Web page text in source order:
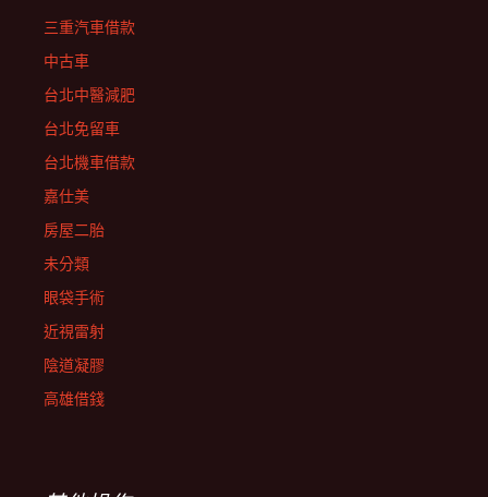
三重汽車借款
中古車
台北中醫減肥
台北免留車
台北機車借款
嘉仕美
房屋二胎
未分類
眼袋手術
近視雷射
陰道凝膠
高雄借錢